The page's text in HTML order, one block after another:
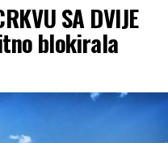
SA DVIJE
blokirala